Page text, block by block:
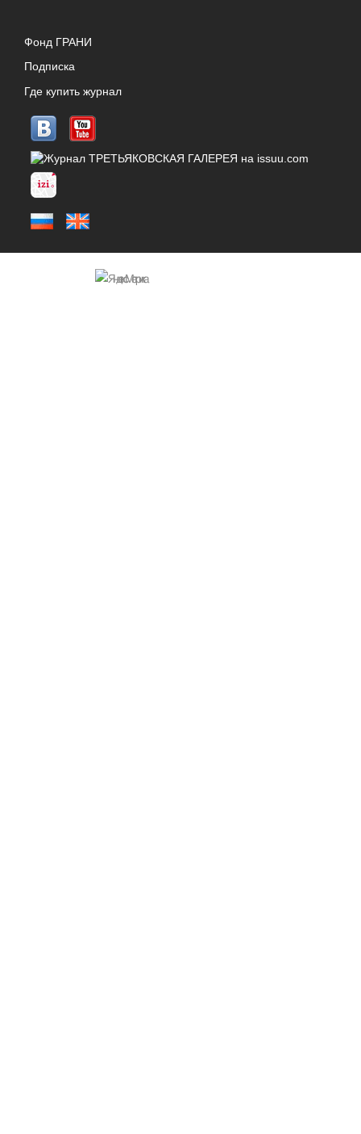
Фонд ГРАНИ
Подписка
Где купить журнал